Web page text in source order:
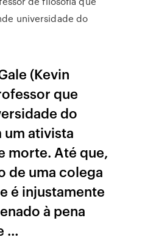
universidade do
(Kevin
que
do
um ativista
morte. Até que,
de uma colega
é injustamente
à pena
…